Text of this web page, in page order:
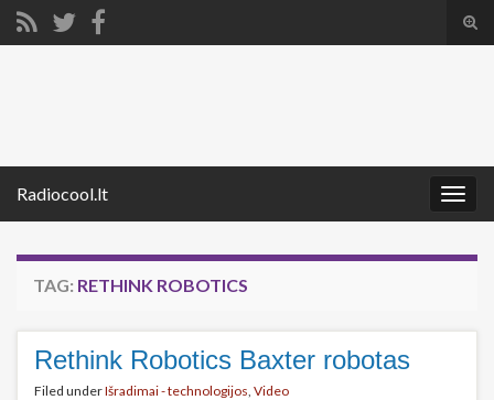
Radiocool.lt
TAG: RETHINK ROBOTICS
Rethink Robotics Baxter robotas
Filed underIšradimai - technologijos, Video